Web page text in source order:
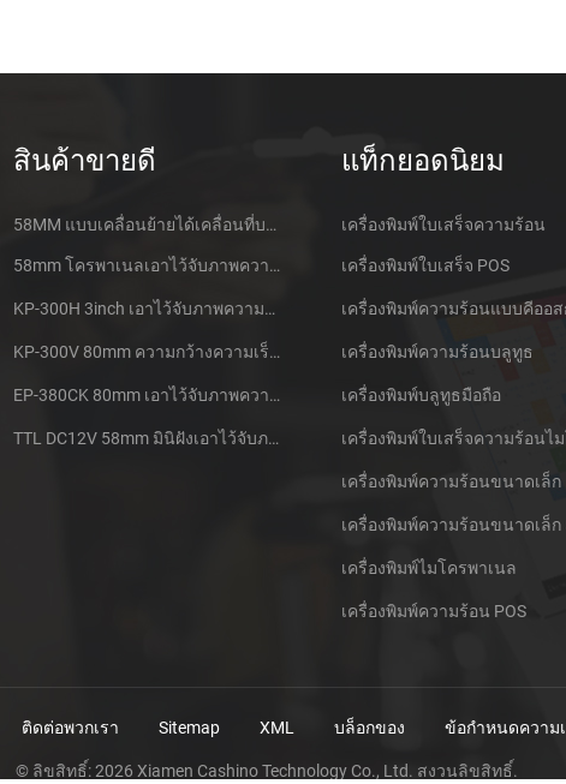
สินค้าขายดี
58MM แบบเคลื่อนย้ายได้เคลื่อนที่บลูทูธเอาไว้จับภาพความร้อนที่เครื่องพิมพ์ PTP-ฉัน
58mm โครพาเนลเอาไว้จับภาพความร้อนที่ใบเสร็จของเครื่องพิมพ์ CSN-A1
KP-300H 3inch เอาไว้จับภาพความร้อนที่ Kiosk เครื่องพิมพ์ศูนย์ควบคุม Kde ในโมดูล
KP-300V 80mm ความกว้างความเร็วสูง Kiosk เอาไว้จับภาพความร้อนที่เครื่องพิมพ์
EP-380CK 80mm เอาไว้จับภาพความร้อนที่เครื่องพิมพ์ด้วปิดล็อค
TTL DC12V 58mm มินิฝังเอาไว้จับภาพความร้อนนั่งแท็กซี่กใบเสร็จของเครื่องพิมพ์
แท็กยอดนิยม
เครื่องพิมพ์ใบเสร็จความร้อน
เครื่องพิมพ์ใบเสร็จ POS
เครื่องพิมพ์ความร้อนแบบคีออ
เครื่องพิมพ์ความร้อนบลูทูธ
เครื่องพิมพ์บลูทูธมือถือ
เครื่องพิมพ์ความร้อนขนาดเล็ก
เครื่องพิมพ์ความร้อนขนาดเล็ก
เครื่องพิมพ์ไมโครพาเนล
เครื่องพิมพ์ความร้อน POS
ติดต่อพวกเรา Sitemap XML บล็อกของ ข้อกำหนดความ
© ลิขสิทธิ์: 2026 Xiamen Cashino Technology Co., Ltd. สงวนลิขสิทธิ์.